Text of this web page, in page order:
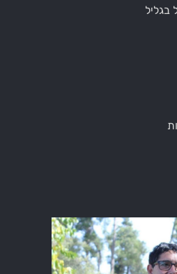
בגליל